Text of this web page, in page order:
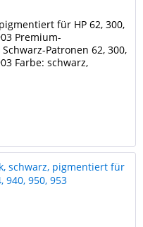
für HP 62, 300,
Premium-
Patronen 62, 300,
Farbe: schwarz,